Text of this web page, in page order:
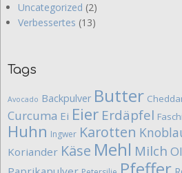
Uncategorized (2)
Verbessertes (13)
Tags
Avocado Backpulver Butter
Curcuma Ei Eier Erdäpfel
Huhn Ingwer Karotten
Koriander Käse Mehl Milch
Pfeffer